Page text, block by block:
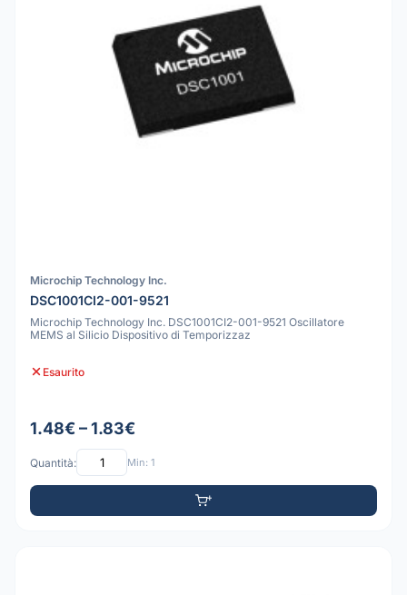
Microchip Technology Inc.
DSC1001CI2-001-9521
Microchip Technology Inc. DSC1001CI2-001-9521 Oscillatore
MEMS al Silicio Dispositivo di Temporizzaz
Esaurito
1.48€ – 1.83€
Quantità: Min: 1